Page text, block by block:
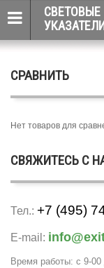
СВЕТОВЫЕ
СРАВНИТЬ
Нет товаров для
СВЯЖИТЕСЬ С
Тел.: +7 (495)
E-mail:
Время работы: с 9-00